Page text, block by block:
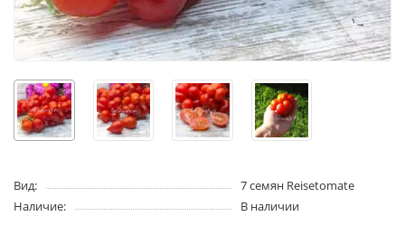
Вид:
7 семян Reisetomate
Наличие:
В наличии